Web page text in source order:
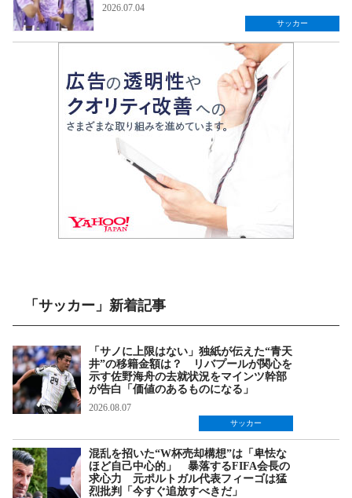
2026.07.04
サッカー
「サッカー」新着記事
「サノに上限はない」独紙が伝えた“青天
井”の移籍金額は？ リバプールが関心を
示す佐野海舟の去就状況をマインツ幹部
が告白「価値のあるものになる」
2026.08.07
サッカー
混乱を招いた“W杯売却構想”は「卑怯な
ほど自己中心的」 暴落するFIFA会長の
求心力 元ポルトガル代表フィーゴは猛
烈批判「今すぐ追放すべきだ」